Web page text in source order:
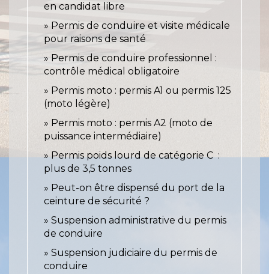
en candidat libre
Permis de conduire et visite médicale
pour raisons de santé
Permis de conduire professionnel :
contrôle médical obligatoire
Permis moto : permis A1 ou permis 125
(moto légère)
Permis moto : permis A2 (moto de
puissance intermédiaire)
Permis poids lourd de catégorie C :
plus de 3,5 tonnes
Peut-on être dispensé du port de la
ceinture de sécurité ?
Suspension administrative du permis
de conduire
Suspension judiciaire du permis de
conduire